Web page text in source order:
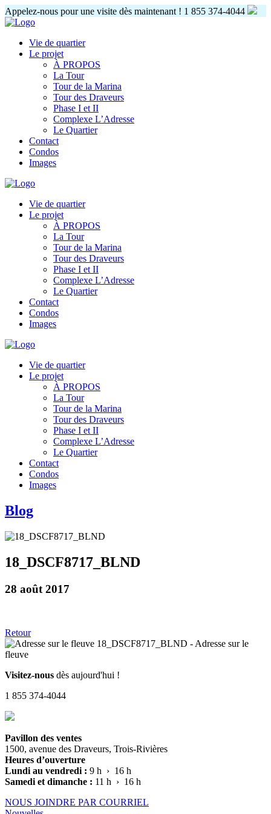
Appelez-nous pour une visite dès maintenant ! 1 855 374-4044
Vie de quartier
Le projet
À PROPOS
La Tour
Tour de la Marina
Tour des Draveurs
Phase I et II
Complexe L’Adresse
Le Quartier
Contact
Condos
Images
Vie de quartier
Le projet
À PROPOS
La Tour
Tour de la Marina
Tour des Draveurs
Phase I et II
Complexe L’Adresse
Le Quartier
Contact
Condos
Images
Vie de quartier
Le projet
À PROPOS
La Tour
Tour de la Marina
Tour des Draveurs
Phase I et II
Complexe L’Adresse
Le Quartier
Contact
Condos
Images
Blog
18_DSCF8717_BLND
28 août 2017
Retour
Visitez-nous dès aujourd'hui !
1 855 374-4044
Pavillon des ventes
1500, avenue des Draveurs, Trois-Rivières
Heures d’ouverture
Lundi au vendredi : 9 h › 16 h
Samedi et dimanche : 11 h › 16 h
NOUS JOINDRE PAR COURRIEL